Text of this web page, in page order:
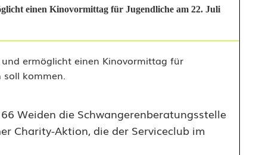
einen Kinovormittag für Jugendliche am 22. Juli
Weiden die Schwangerenberatungsstelle
Charity-Aktion, die der Serviceclub im